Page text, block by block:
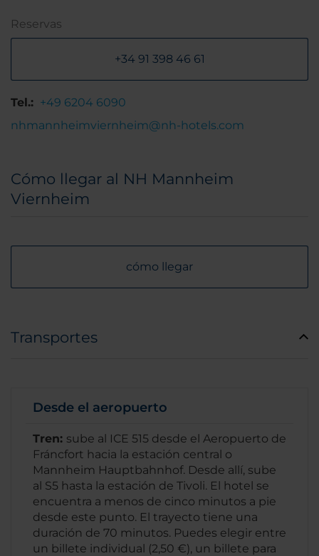
Reservas
+34 91 398 46 61
Tel.: +49 6204 6090
nhmannheimviernheim@nh-hotels.com
Cómo llegar al NH Mannheim
Viernheim
cómo llegar
Transportes
Desde el aeropuerto
Tren: sube al ICE 515 desde el Aeropuerto de
Fráncfort hacia la estación central o
Mannheim Hauptbahnhof. Desde allí, sube
al S5 hasta la estación de Tivoli. El hotel se
encuentra a menos de cinco minutos a pie
desde este punto. El trayecto tiene una
duración de 70 minutos. Puedes elegir entre
un billete individual (2,50 €), un billete para